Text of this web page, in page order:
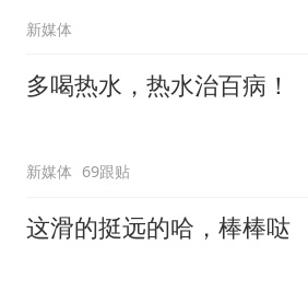
新媒体
多喝热水，热水治百病！
新媒体 69跟贴
这滑的挺远的哈，棒棒哒